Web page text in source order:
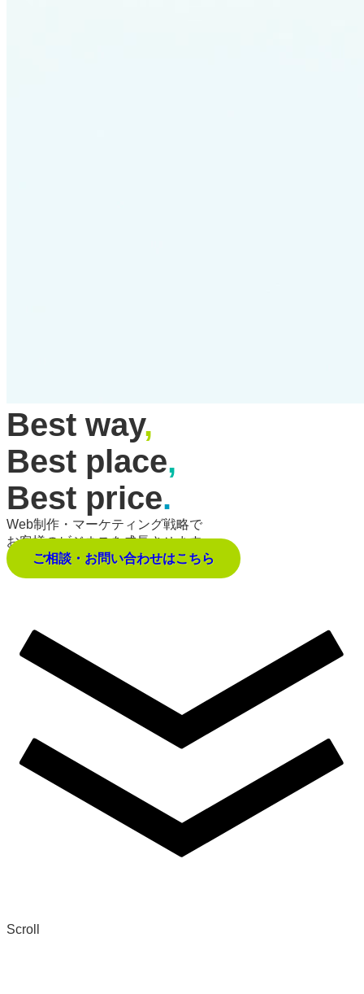
Best way,
Best place,
Best price.
Web制作・マーケティング戦略で
お客様のビジネスを成長させます。
ご相談・お問い合わせはこちら
Scroll